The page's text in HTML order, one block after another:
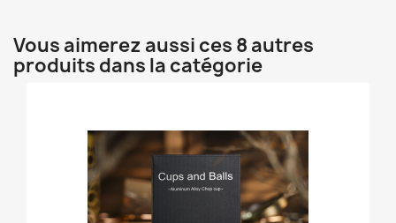
Vous aimerez aussi ces 8 autres
produits dans la catégorie